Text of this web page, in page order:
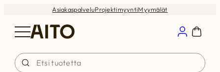
AsiakaspalveluProjektimyyntiMyymälät